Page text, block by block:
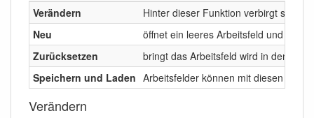
Verändern
Hinter dieser Funktion verbirgt sich
Neu
öffnet ein leeres Arbeitsfeld und setzt
Zurücksetzen
bringt das Arbeitsfeld wird in den
Speichern und Laden Arbeitsfelder können mit diesen
Verändern